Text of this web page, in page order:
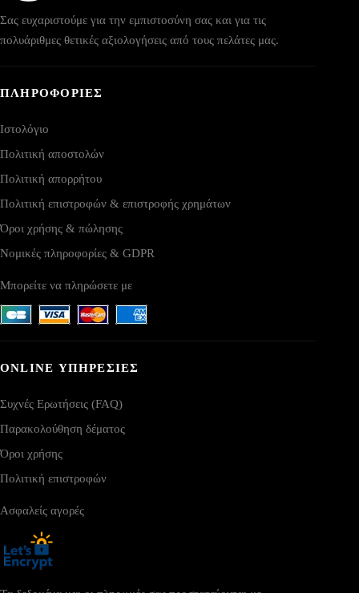
Σας ευχαριστούμε για την εμπιστοσύνη σας και για τις
πολυάριθμες θετικές αξιολογήσεις από τους πελάτες μας.
ΠΛΗΡΟΦΟΡΙΕΣ
Ιστολόγιο
Πολιτική αποστολών
Πολιτική απορρήτου
Πολιτική επιστροφών & επιστροφής χρημάτων
Όροι χρήσης & πώλησης
Νομικές πληροφορίες & GDPR
Μπορείτε να πληρώσετε με
ONLINE ΥΠΗΡΕΣΙΕΣ
Συχνές Ερωτήσεις (FAQ)
Παρακολούθηση δέματος
Όροι χρήσης
Πολιτική επιστροφών
Ασφαλείς αγορές